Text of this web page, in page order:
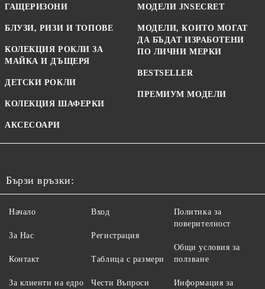
ГАЩЕРИЗОНИ
БЛУЗИ, РИЗИ И ТОПОВЕ
КОЛЕКЦИЯ РОКЛИ ЗА
МАЙКА И ДЪЩЕРЯ
ДЕТСКИ РОКЛИ
КОЛЕКЦИЯ ШАФЕРКИ
АКСЕСОАРИ
МОДЕЛИ JNSECRET
МОДЕЛИ, КОИТО МОГАТ
ДА БЪДАТ ИЗРАБОТЕНИ
ПО ЛИЧНИ МЕРКИ
BESTSELLER
ПРЕМИУМ МОДЕЛИ
Бързи връзки:
Начало
За Нас
Контакт
За клиенти на едро
Вход
Регистрация
Таблица с размери
Чести Въпроси
Политика за
поверителност
Общи условия за
ползване
Информация за